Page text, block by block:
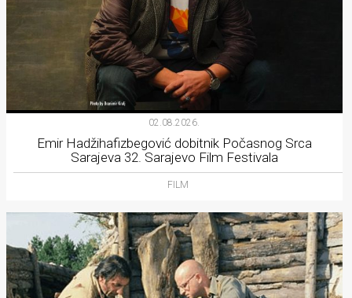
02.08.2026.
Emir Hadžihafizbegović dobitnik Počasnog Srca
Sarajeva 32. Sarajevo Film Festivala
FILM